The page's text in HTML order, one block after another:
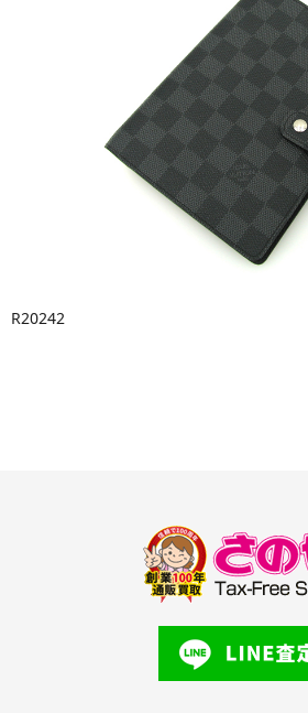
R20242